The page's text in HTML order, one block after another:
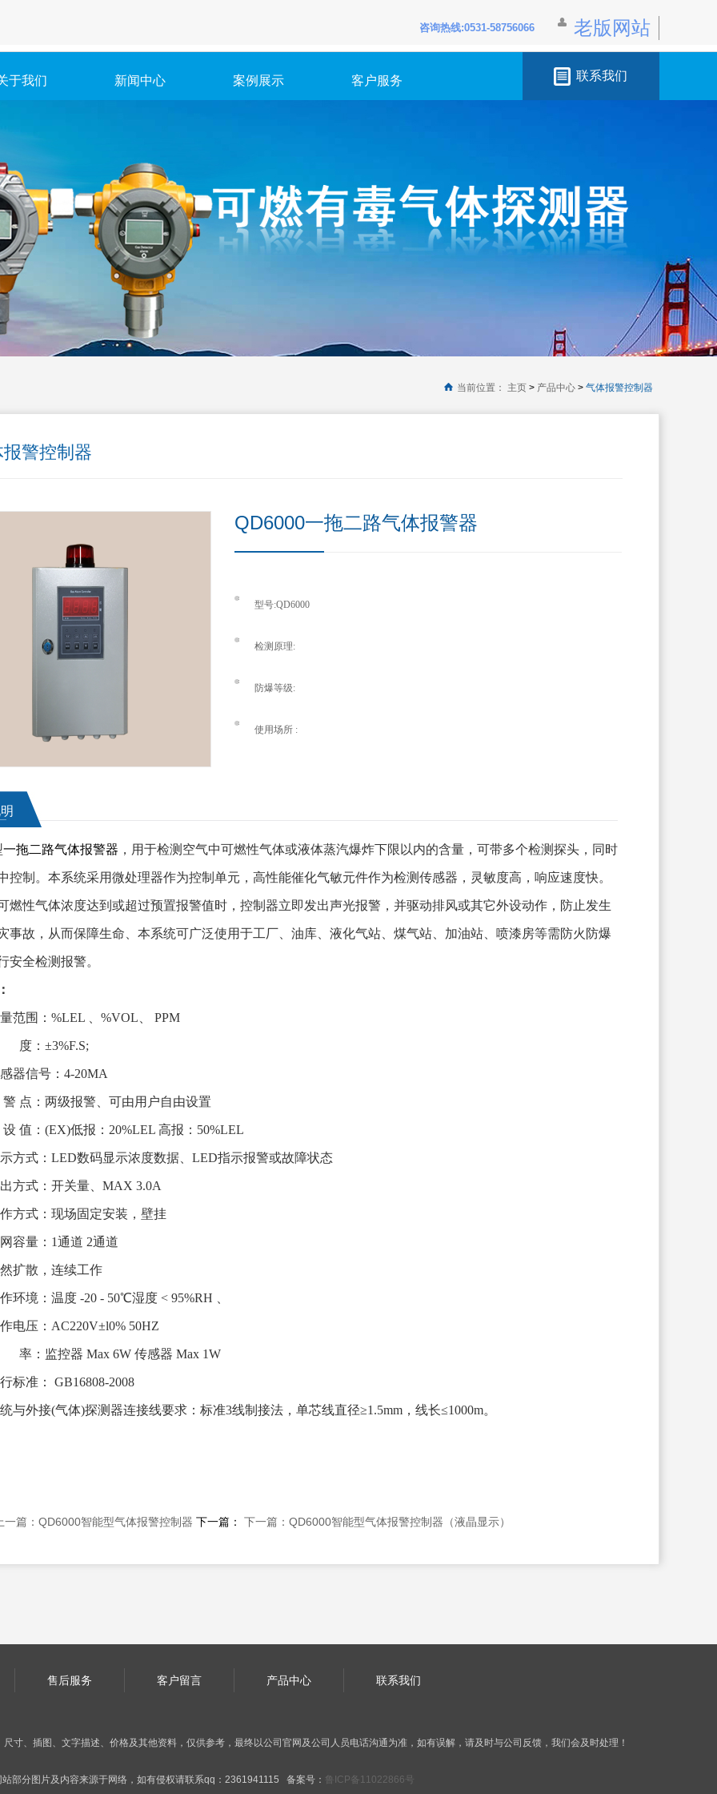
老版网站
咨询热线:0531-58756066
于我们 新闻中心 案例展示 客户服务 联系我们
当前位置： 主页 > 产品中心 > 气体报警控制器
警控制器
QD6000一拖二路气体报警器
型号:QD6000
检测原理:
防爆等级:
使用场所 :
一拖二路气体报警器 ，用于检测空气中可燃性气体或液体蒸汽爆炸下限以内的含量，可带多个检测探头，同时
控制。本系统采用微处理器作为控制单元，高性能催化气敏元件作为检测传感器，灵敏度高，响应速度快。
燃性气体浓度达到或超过预置报警值时，控制器立即发出声光报警，并驱动排风或其它外设动作，防止发生
事故，从而保障生命、本系统可广泛使用于工厂、油库、液化气站、煤气站、加油站、喷漆房等需防火防爆
安全检测报警。
：%LEL 、%VOL、 PPM
±3%F.S;
信号：4-20MA
：两级报警、可由用户自由设置
：(EX)低报：20%LEL 高报：50%LEL
：LED数码显示浓度数据、LED指示报警或故障状态
：开关量、MAX 3.0A
：现场固定安装，壁挂
量：1通道 2通道
散，连续工作
：温度 -20 - 50℃湿度 < 95%RH 、
：AC220V±l0% 50HZ
监控器 Max 6W 传感器 Max 1W
： GB16808-2008
接(气体)探测器连接线要求：标准3线制接法，单芯线直径≥1.5mm，线长≤1000m。
一篇：QD6000智能型气体报警控制器 下一篇： 下一篇：QD6000智能型气体报警控制器（液晶显示）
售后服务 客户留言 产品中心 联系我们
寸、插图、文字描述、价格及其他资料，仅供参考，最终以公司官网及公司人员电话沟通为准，如有误解，请及时与公司反馈，我们会及时处理！
部分图片及内容来源于网络，如有侵权请联系qq：2361941115 备案号： 鲁ICP备11022866号